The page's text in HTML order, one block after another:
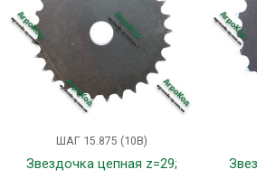
ШАГ 15.875 (10В)
Звездочка цепная z=29;